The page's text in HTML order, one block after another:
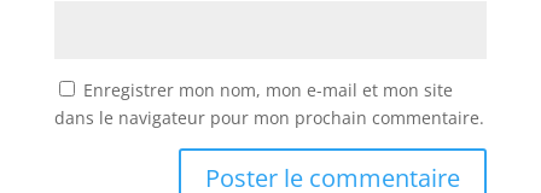
Enregistrer mon nom, mon e-mail et mon site
dans le navigateur pour mon prochain commentaire.